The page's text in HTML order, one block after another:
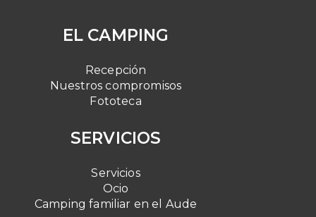
EL CAMPING
Recepción
Nuestros compromisos
Fototeca
SERVICIOS
Servicios
Ocio
Camping familiar en el Aude